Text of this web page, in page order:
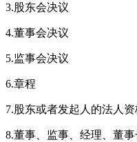
3.股东会决议
4.董事会决议
5.监事会决议
6.章程
7.股东或者发起人的法人
8.董事、监事、经理、董